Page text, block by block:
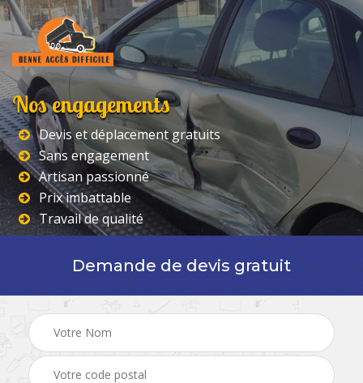
Nos engagements
Devis et déplacement gratuits
Sans engagement
Artisan passionné
Prix imbattable
Travail de qualité
Demande de devis gratuit